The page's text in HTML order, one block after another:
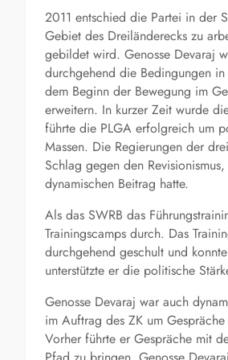
2011 entschied die Partei in der
Gebiet des Dreiländerecks zu
gebildet wird. Genosse Devaraj
durchgehend die Bedingungen
dem Beginn der Bewegung im
erweitern. In kurzer Zeit wurde
führte die PLGA erfolgreich um
Massen. Die Regierungen der
Schlag gegen den
dynamischen Beitrag hatte.
Als das SWRB das
Trainingscamps durch. Das
durchgehend geschult und
unterstützte er die politische
Genosse Devaraj war auch
im Auftrag des ZK um
Vorher führte er Gespräche mit